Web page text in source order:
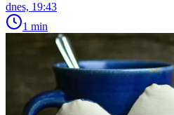
dnes, 19:43
1 min